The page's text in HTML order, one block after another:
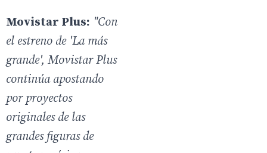
Movistar Plus: "Con
el estreno de 'La más
grande', Movistar Plus
continúa apostando
por proyectos
originales de las
grandes figuras de